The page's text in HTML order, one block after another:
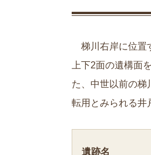
梯川右岸に位置
上下2面の遺構面
た、中世以前の梯
転用とみられる井
遺跡名